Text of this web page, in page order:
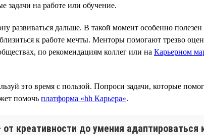
на работе или обучение.
развиваться дальше. В такой момент особенно
к работе мечты. Менторы помогают трезво
по рекомендациям коллег или на Карьерном
это время с пользой. Попроси задачи, которые
помочь платформа «hh Карьера».
креативности до умения